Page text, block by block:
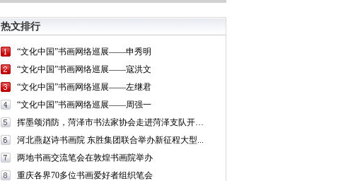
热文排行
“文化中国”书画网络巡展——申秀明
“文化中国”书画网络巡展——寇洪文
“文化中国”书画网络巡展——左继君
“文化中国”书画网络巡展——周强一
挥墨颂消防，菏泽市书法家协会走进菏泽支队开展...
河北燕赵诗书画院 东胜集团联合举办新征程大型...
两地书画交流笔会在敦煌书画院举办
重庆各界70多位书画爱好者组织笔会